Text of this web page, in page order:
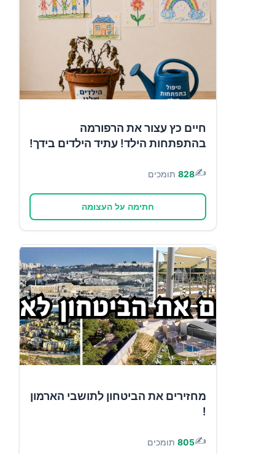
חיים כץ עצור את הרפורמה
בהתפתחות הילד! עתיד הילדים בידך!
✍️
828 תומכים
חתימה על העצומה
מחזירים את הביטחון לתושבי הארמון
!
✍️
805 תומכים